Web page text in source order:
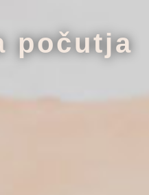
počutja